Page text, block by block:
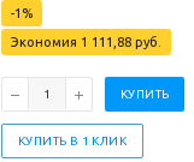
-1 %
Экономия 1 111,88 руб.
КУПИТЬ
КУПИТЬ В 1 КЛИК